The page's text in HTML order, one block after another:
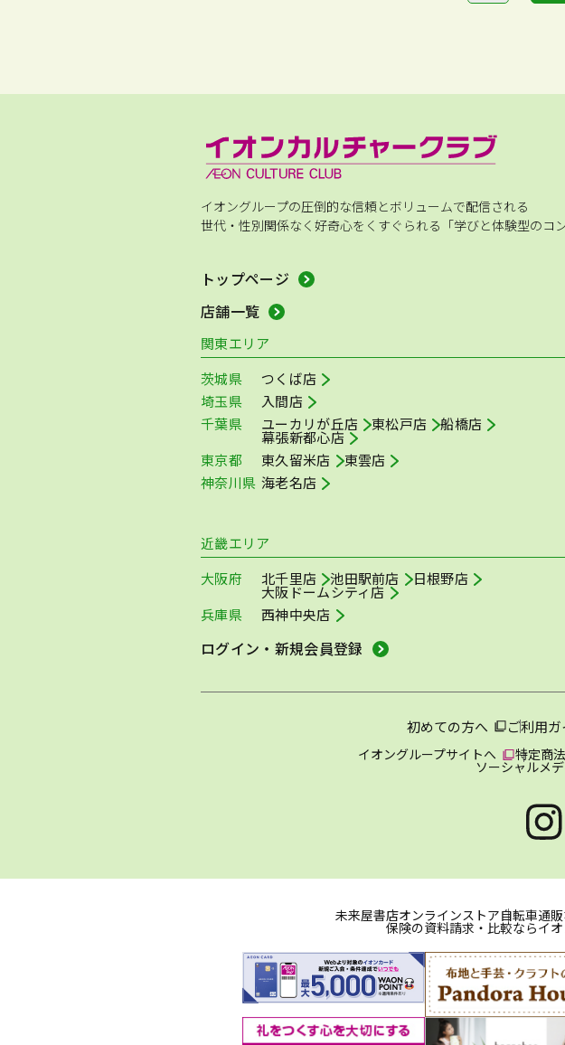
イオングループの圧倒的な信頼とボリュームで配信される
世代・性別関係なく好奇心をくすぐられる「学びと体験型のコン
トップページ
店舗一覧
関東エリア
茨城県
つくば店
埼玉県
入間店
千葉県
ユーカリが丘店 東松戸店 船橋店
幕張新都心店
東京都
東久留米店
東雲店
神奈川県 海老名店
近畿エリア
大阪府
北千里店 池田駅前店 日根野店
大阪ドームシティ店
兵庫県
西神中央店
ログイン・新規会員登録
初めての方へ ご利用ガ
イオングループサイトへ 特定商
ソーシャルメ
未来屋書店オンラインストア自転車通
保険の資料請求・比較ならイ